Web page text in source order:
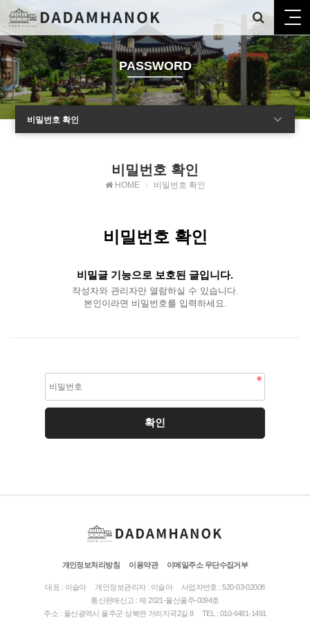
PASSWORD
비밀번호 확인
비밀번호 확인
HOME 비밀번호 확인
비밀번호 확인
비밀글 기능으로 보호된 글입니다.
작성자와 관리자만 열람하실 수 있습니다.
본인이라면 비밀번호를 입력하세요.
개인정보처리방침 이용약관 이메일주소 무단수집거부
대표 : 이슬아 개인정보관리자 : 이슬아
사업자번호 : 520-03-02008
통신판매신고 : 제 2021-울산울주-0094호
주소 : 울산광역시 울주군 상북면 거리지곡2길 8
TEL : 010-6481-1491